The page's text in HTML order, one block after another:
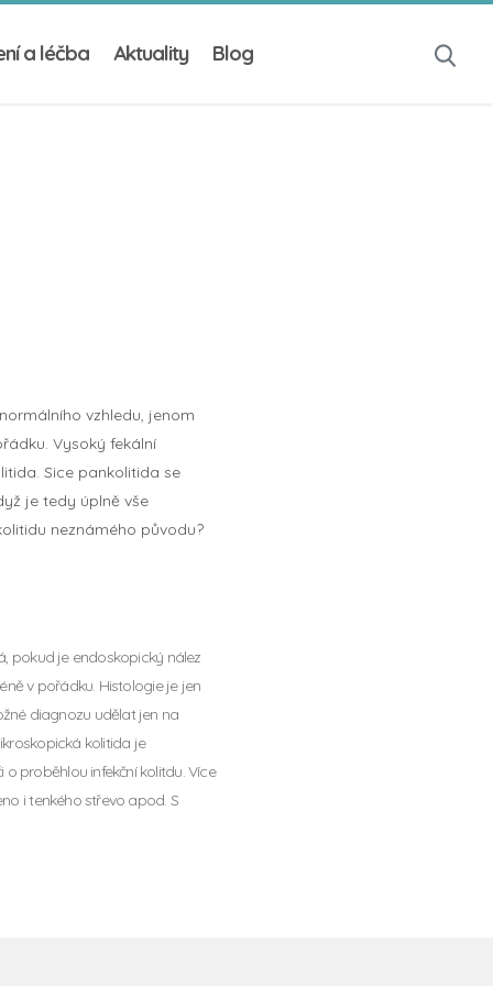
a léčba Aktuality Blog
vzhledu, jenom
Vysoký fekální
Sice pankolitida se
je tedy úplně vše
neznámého původu?
pokud je endoskopický nález
v pořádku. Histologie je jen
diagnozu udělat jen na
kolitida je
proběhlou infekční kolitdu. Více
i tenkého střevo apod. S